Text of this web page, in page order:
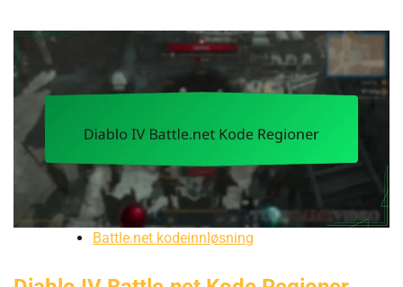
Battle.net kodeinnløsning